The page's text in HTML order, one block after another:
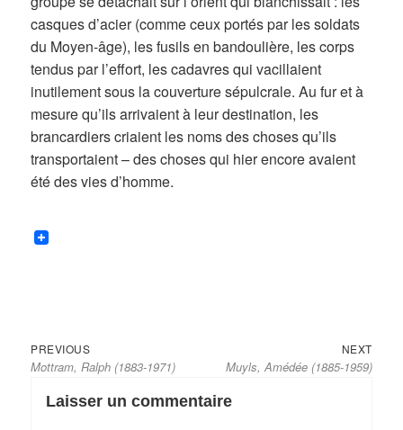
casques d’acier (comme ceux portés par les soldats
du Moyen-âge), les fusils en bandoulière, les corps
tendus par l’effort, les cadavres qui vacillaient
inutilement sous la couverture sépulcrale. Au fur et à
mesure qu’ils arrivaient à leur destination, les
brancardiers criaient les noms des choses qu’ils
transportaient – des choses qui hier encore avaient
été des vies d’homme.
Navigation
de
l’article
PREVIOUSPrevious
post:
Mottram, Ralph (1883-1971)
NEXTNext
post:
Muyls, Amédée (1885-1959)
Laisser un commentaire